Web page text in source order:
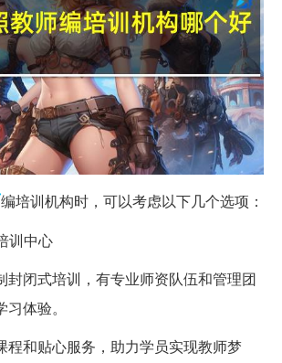
编培训机构时，可以考虑以下几个选项：
训中心
封闭式培训，有专业师资队伍和管理团
体验。
程和贴心服务，助力学员实现教师梦